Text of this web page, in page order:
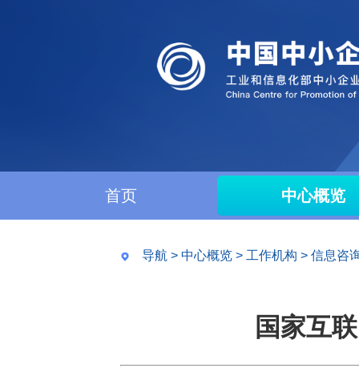
首页 中心概览
导航 > 中心概览 > 工作机构 > 信息咨
国家互